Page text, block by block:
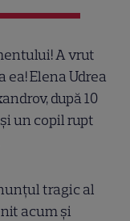
A vrut
ea! Elena Udrea
după 10
un copil rupt
tragic al
acum și